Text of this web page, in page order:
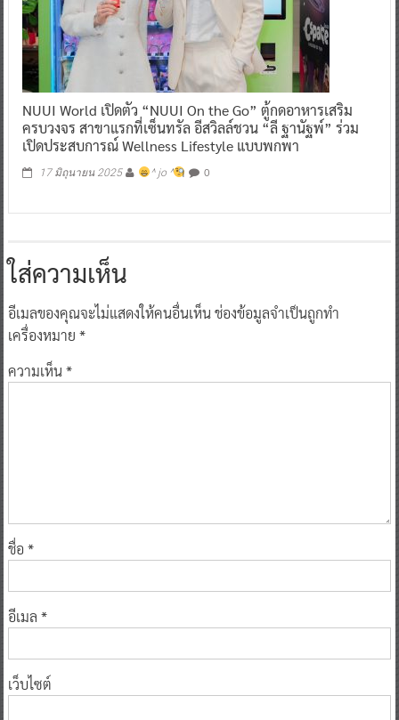
NUUI World เปิดตัว “NUUI On the Go” ตู้กดอาหารเสริม
ครบวงจร สาขาแรกที่เซ็นทรัล อีสวิลล์ชวน “ลี ฐานัฐพ์” ร่วม
เปิดประสบการณ์ Wellness Lifestyle แบบพกพา
17 มิถุนายน 2025 ^ jo ^ 0
ใส่ความเห็น
อีเมลของคุณจะไม่แสดงให้คนอื่นเห็นช่องข้อมูลจำเป็นถูกทำ
เครื่องหมาย *
ความเห็น*
ชื่อ *
อีเมล *
เว็บไซต์